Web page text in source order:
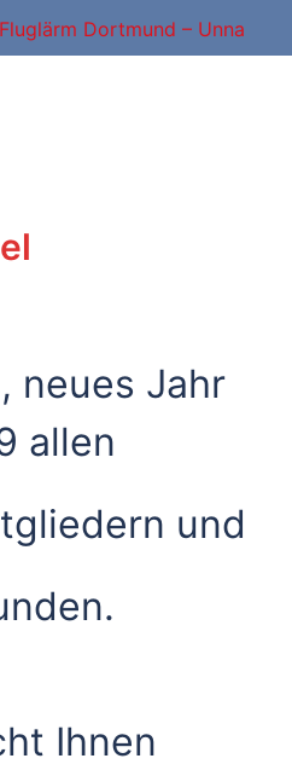
neues Jahr
allen
und
Ihnen